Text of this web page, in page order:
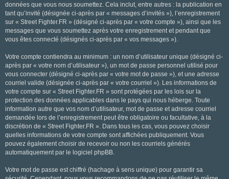
données que vous nous soumettez. Cela inclut, entre autres : la publication en
tant qu’invité (désignée ci-après par « messages d’invités »), l’enregistrement
sur « Street Fighter.FR » (désigné ci-après par « votre compte »), ainsi que les
messages que vous soumettez après votre enregistrement et pendant que
vous êtes connecté (désignés ci-après par « vos messages »).
Votre compte contiendra au minimum : un nom d’utilisateur unique (désigné ci-
après par « votre nom d’utilisateur »), un mot de passe personnel utilisé pour
vous connecter (désigné ci-après par « votre mot de passe »), et une adresse
courriel valide (désignée ci-après par « votre courriel »). Les informations de
votre compte sur « Street Fighter.FR » sont protégées par les lois sur la
protection des données applicables dans le pays qui nous héberge. Toute
information autre que vos nom d’utilisateur, mot de passe et adresse courriel
demandée lors de l’enregistrement peut être obligatoire ou facultative, à la
discrétion de « Street Fighter.FR ». Dans tous les cas, vous pouvez choisir
quelles informations de votre compte sont affichées publiquement. Vous
pouvez également choisir de recevoir ou non les courriels générés
automatiquement par le logiciel phpBB.
Votre mot de passe est chiffré (hachage à sens unique) pour garantir sa